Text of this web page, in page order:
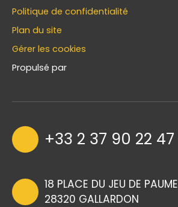
Politique de confidentialité
Plan du site
Gérer les cookies
Propulsé par
+33 2 37 90 22 47
18 PLACE DU JEU DE PAUME
28320 GALLARDON